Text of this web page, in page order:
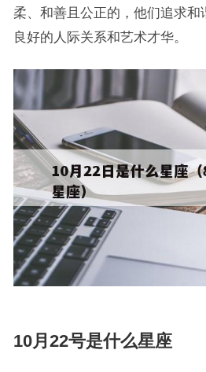
柔、和善且公正的，他们追求
良好的人际关系和艺术才华。
10月22号是什么星座